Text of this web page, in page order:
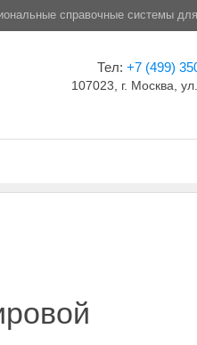
справочные системы
Тел: +7 (499)
107023, г. Москва,